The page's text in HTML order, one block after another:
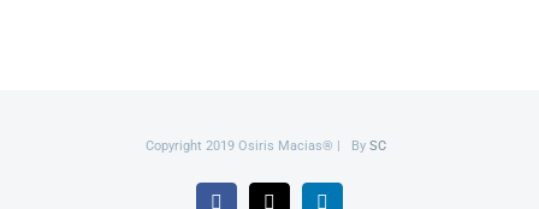
Copyright 2019 Osiris Macias® | By SC